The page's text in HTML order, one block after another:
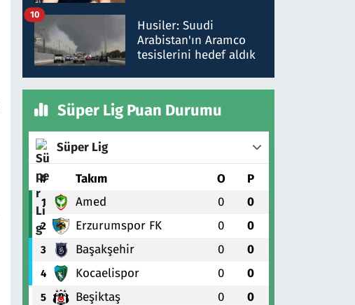
talimat verdi, ben
gönderdim
Husiler: Suudi
Arabistan'ın Aramco
tesislerini hedef aldık
10
Süper Lig Puan Durumu
Süper Lig
# Takım O P
1 Amed 0 0
2 Erzurumspor FK 0 0
3 Başakşehir 0 0
4 Kocaelispor 0 0
5 Beşiktaş 0 0